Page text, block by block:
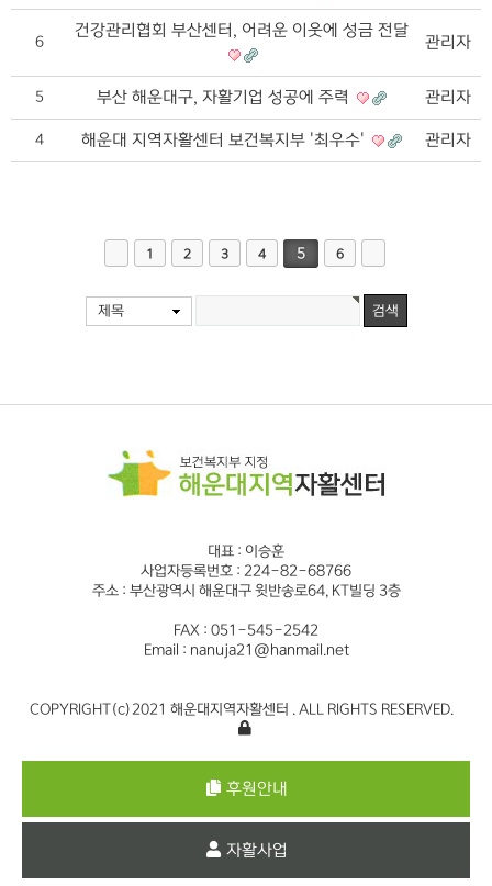
6
건강관리협회 부산센터, 어려운 이웃에 성금 전달
관리자
5 부산 해운대구, 자활기업 성공에 주력 관리자
4 해운대 지역자활센터 보건복지부 '최우수' 관리자
1 2 3 4 5 6
제목
대표 : 이승훈
사업자등록번호 : 224-82-68766
주소 : 부산광역시 해운대구 윗반송로64, KT빌딩 3층
FAX : 051-545-2542
Email : nanuja21@hanmail.net
COPYRIGHT(c)2021 해운대지역자활센터 . ALL RIGHTS RESERVED.
후원안내
자활사업